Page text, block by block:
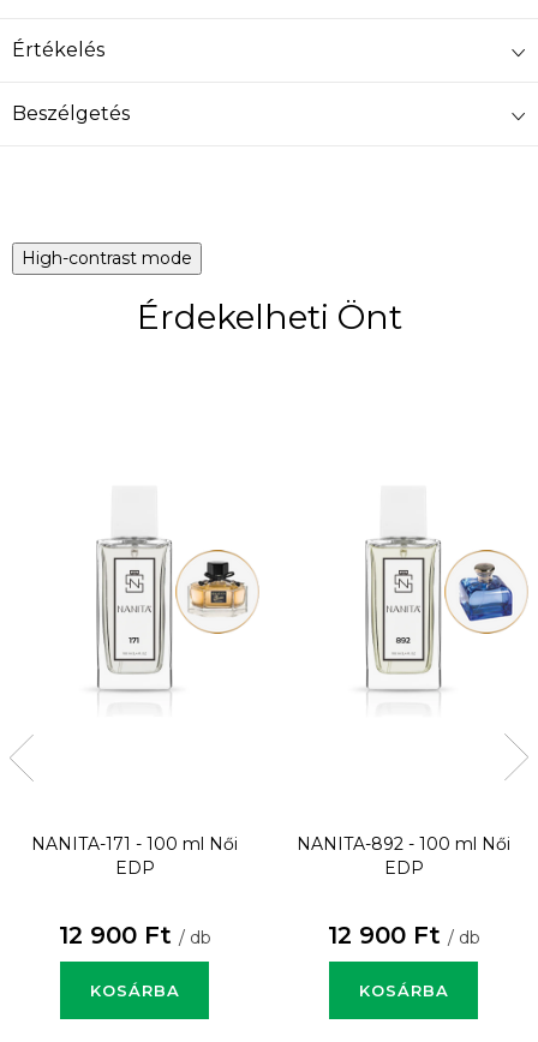
Értékelés
Beszélgetés
High-contrast mode
Érdekelheti Önt
NANITA-171 - 100 ml
Női
EDP
12 900 Ft / db
KOSÁRBA
NANITA-892 - 100 ml
Női
EDP
12 900 Ft / db
KOSÁRBA